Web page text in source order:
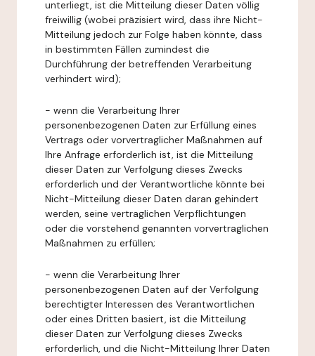
unterliegt, ist die Mitteilung dieser Daten völlig
freiwillig (wobei präzisiert wird, dass ihre Nicht-
Mitteilung jedoch zur Folge haben könnte, dass
in bestimmten Fällen zumindest die
Durchführung der betreffenden Verarbeitung
verhindert wird);
- wenn die Verarbeitung Ihrer
personenbezogenen Daten zur Erfüllung eines
Vertrags oder vorvertraglicher Maßnahmen auf
Ihre Anfrage erforderlich ist, ist die Mitteilung
dieser Daten zur Verfolgung dieses Zwecks
erforderlich und der Verantwortliche könnte bei
Nicht-Mitteilung dieser Daten daran gehindert
werden, seine vertraglichen Verpflichtungen
oder die vorstehend genannten vorvertraglichen
Maßnahmen zu erfüllen;
- wenn die Verarbeitung Ihrer
personenbezogenen Daten auf der Verfolgung
berechtigter Interessen des Verantwortlichen
oder eines Dritten basiert, ist die Mitteilung
dieser Daten zur Verfolgung dieses Zwecks
erforderlich, und die Nicht-Mitteilung Ihrer Daten